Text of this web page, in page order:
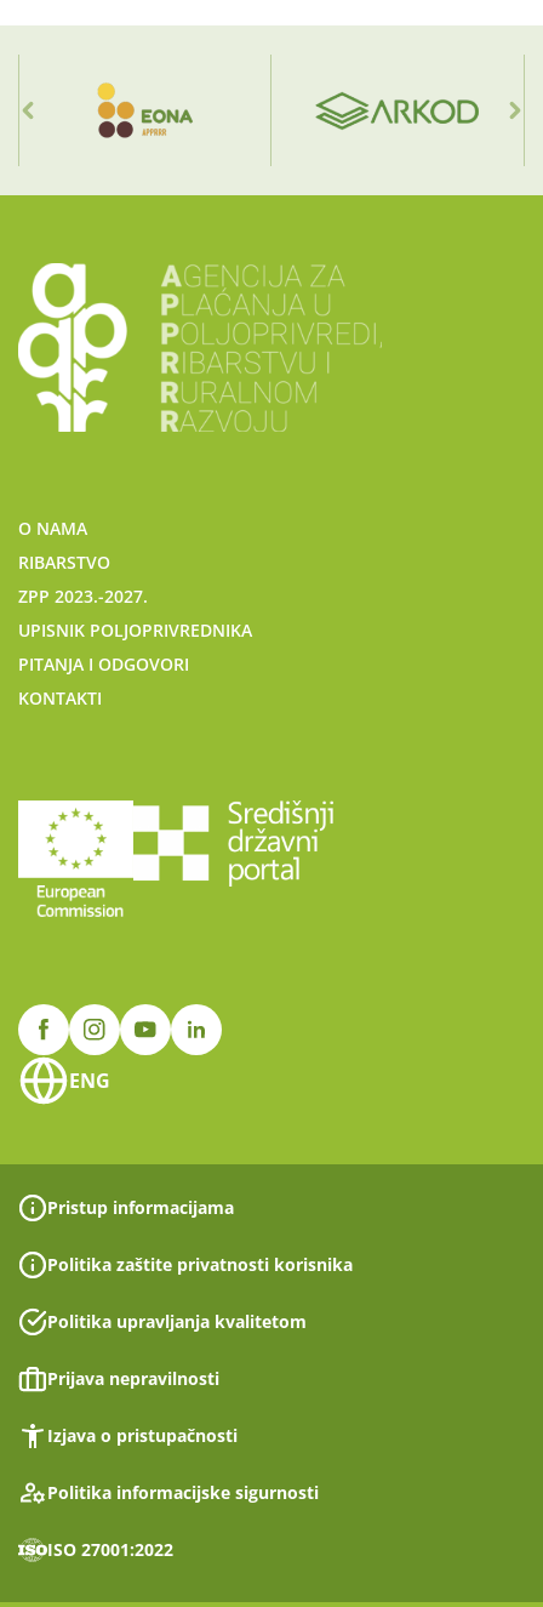
O NAMA
RIBARSTVO
ZPP 2023.-2027.
UPISNIK POLJOPRIVREDNIKA
PITANJA I ODGOVORI
KONTAKTI
ENG
Pristup informacijama
Politika zaštite privatnosti korisnika
Politika upravljanja kvalitetom
Prijava nepravilnosti
Izjava o pristupačnosti
Politika informacijske sigurnosti
ISO 27001:2022